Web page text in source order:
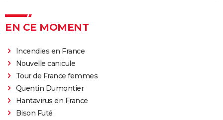
EN CE MOMENT
Incendies en France
Nouvelle canicule
Tour de France femmes
Quentin Dumontier
Hantavirus en France
Bison Futé